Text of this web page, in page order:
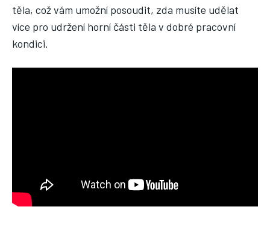
těla, což vám umožní posoudit, zda musíte udělat
více pro udržení horní části těla v dobré pracovní
kondici.